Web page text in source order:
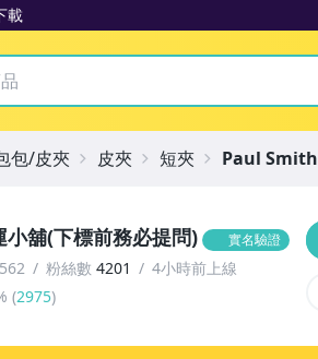
載
小舖(下標前務必提問) 實名驗證
粉絲數 4201
4小時前上線
(2975)
包/皮夾 皮夾 短夾 Paul Smith